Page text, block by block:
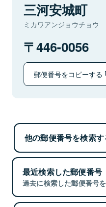
三河安城町
ミカワアンジョウチョウ
446-0056
郵便番号をコピーする
他の郵便番号を検索す
最近検索した郵便番号
過去に検索した郵便番号